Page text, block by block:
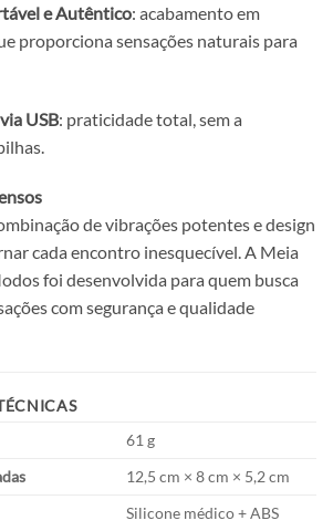
e Autêntico: acabamento em
proporciona sensações naturais para
USB: praticidade total, sem a
de vibrações potentes e design
cada encontro inesquecível. A Meia
foi desenvolvida para quem busca
com segurança e qualidade
61 g
12,5 cm × 8 cm × 5,2 cm
Silicone médico + ABS